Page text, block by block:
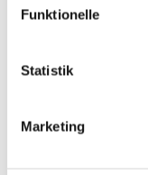
Funktionelle
Statistik
Marketing
Playstation hits